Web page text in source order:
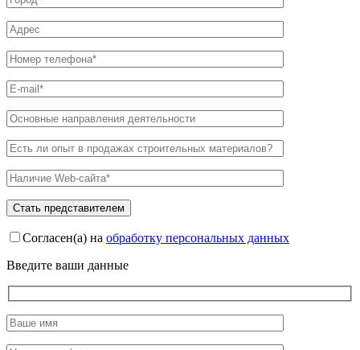
Согласен(а) на обработку персональных данных
Введите ваши данные